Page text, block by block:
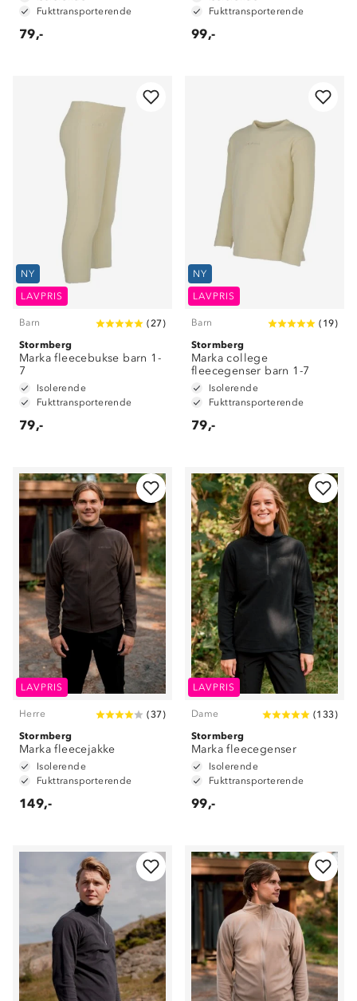
Fukttransporterende
79,-
Fukttransporterende
99,-
NY
LAVPRIS
Barn (27)
Stormberg
Marka fleecebukse barn 1-
7
Isolerende
Fukttransporterende
79,-
NY
LAVPRIS
Barn ( 19)
Stormberg
Marka college
fleecegenser barn 1-7
Isolerende
Fukttransporterende
79,-
LAVPRIS
Herre (37)
Stormberg
Marka fleecejakke
Isolerende
Fukttransporterende
149,-
LAVPRIS
Dame (133)
Stormberg
Marka fleecegenser
Isolerende
Fukttransporterende
99,-